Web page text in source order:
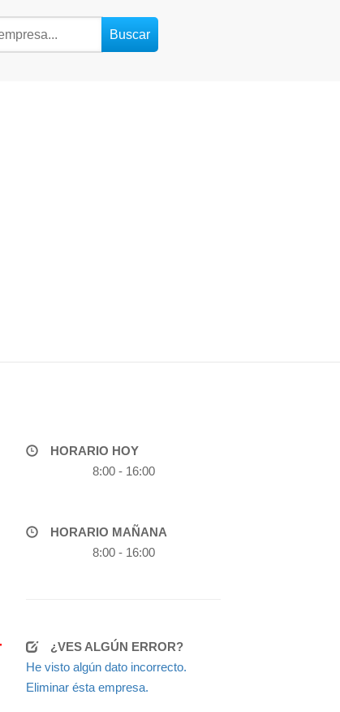
HORARIO HOY
8:00 - 16:00
HORARIO MAÑANA
8:00 - 16:00
¿VES ALGÚN ERROR?
He visto algún dato incorrecto.
Eliminar ésta empresa.